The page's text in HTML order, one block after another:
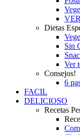
Dietas
Sin
Ver
Consejos!
6
FACIL
DELICIOSO
Recetas